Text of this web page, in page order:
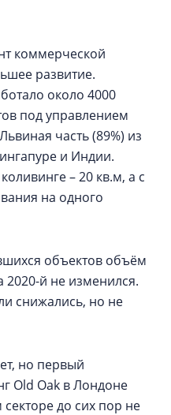
коммерческой
развитие.
около 4000
под управлением
часть (89%) из
и Индии.
– 20 кв.м, а с
на одного
объектов объём
2020-й не изменился.
снижались, но не
но первый
Old Oak в Лондоне
секторе до сих пор не